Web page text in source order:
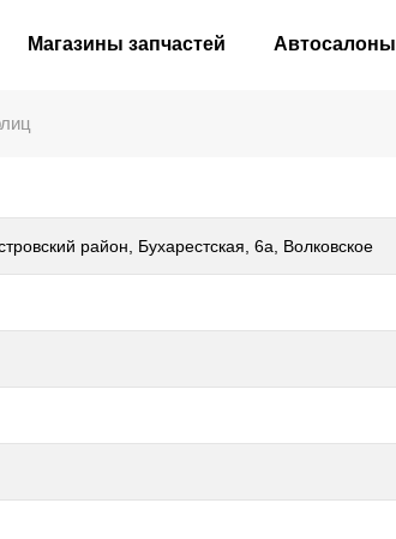
Магазины запчастей Автосалоны
район, Бухарестская, 6а, Волковское